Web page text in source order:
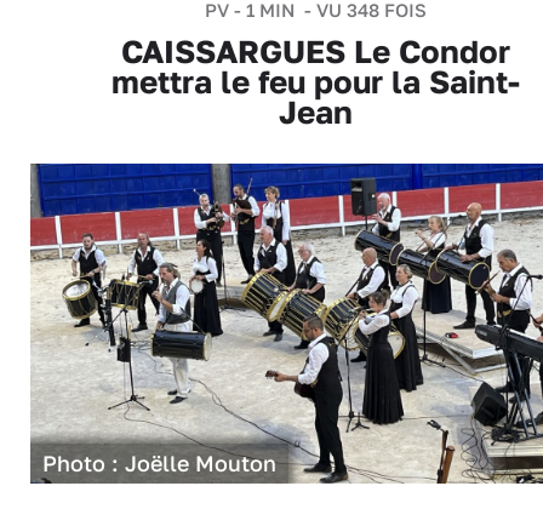
PV- 1 MIN - VU 348 FOIS
CAISSARGUES Le Condor
mettra le feu pour la Saint-
Jean
Photo : Joëlle Mouton